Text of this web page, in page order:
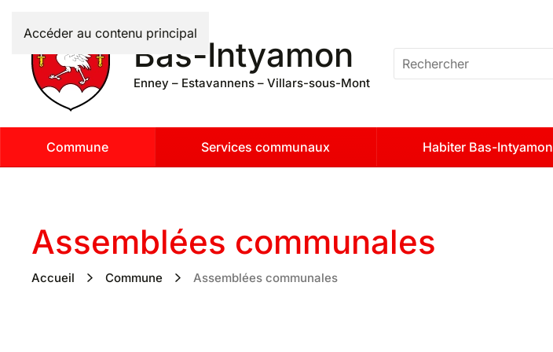
Accéder au contenu principal
Bas-Intyamon
Enney – Estavannens – Villars-sous-Mont
Commune Services communaux Habiter Bas-Intyamon
Assemblées communales
Accueil Commune Assemblées communales